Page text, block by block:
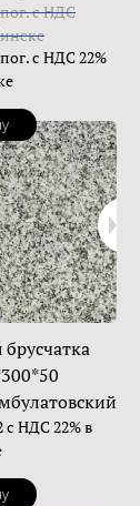
с НДС
с НДС 22%
с НДС 22% в